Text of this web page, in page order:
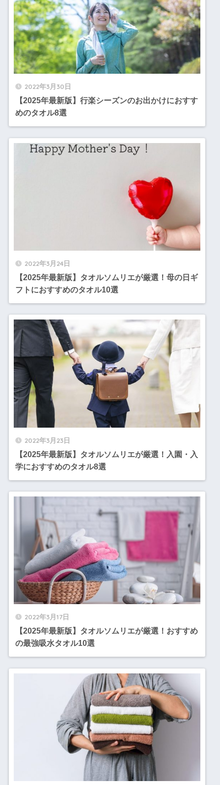
2022年3月30日
【2025年最新版】行楽シーズンのお出かけにおすす
めのタオル8選
2022年3月24日
【2025年最新版】タオルソムリエが厳選！母の日ギ
フトにおすすめのタオル10選
2022年3月23日
【2025年最新版】タオルソムリエが厳選！入園・入
学におすすめのタオル8選
2022年3月17日
【2025年最新版】タオルソムリエが厳選！おすすめ
の最強吸水タオル10選